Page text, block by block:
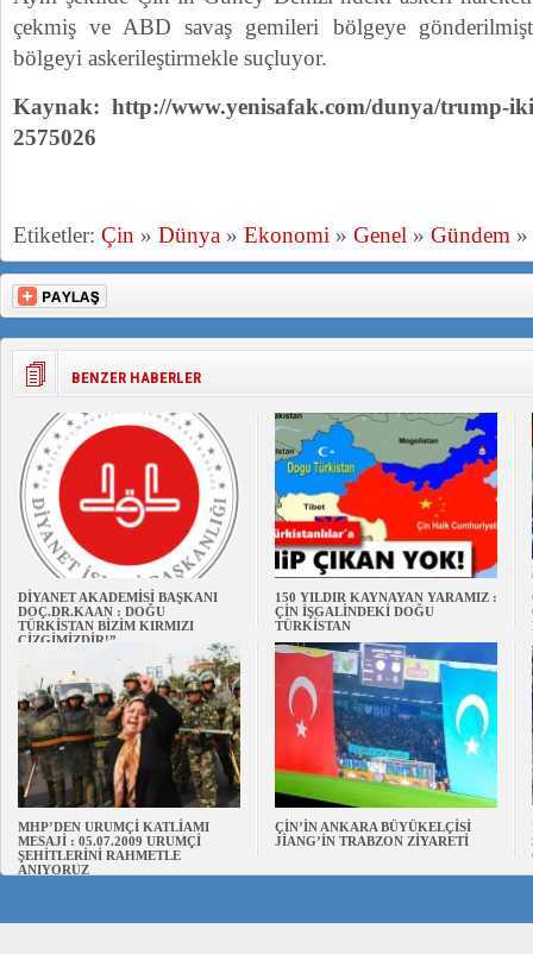
çekmiş ve ABD savaş gemileri bölgeye
bölgeyi askerileştirmekle suçluyor.
Kaynak: http://www.yenisafak.com/dunya/trump-
2575026
Etiketler: Çin » Dünya » Ekonomi » Genel » Gündem »
BENZER HABERLER
DİYANET AKADEMİSİ BAŞKANI
DOÇ.DR.KAAN : DOĞU
TÜRKİSTAN BİZİM KIRMIZI
ÇİZGİMİZDİR!”
150 YILDIR KAYNAYAN YARAMIZ :
ÇİN İŞGALİNDEKİ DOĞU
TÜRKİSTAN
MHP’DEN URUMÇİ KATLİAMI
MESAJİ : 05.07.2009 URUMÇİ
ŞEHİTLERİNİ RAHMETLE
ANIYORUZ
ÇİN’İN ANKARA BÜYÜKELÇİSİ
JİANG’İN TRABZON ZİYARETİ